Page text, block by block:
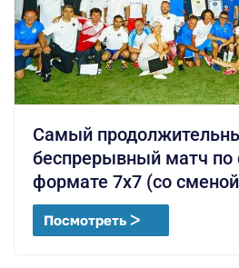
Самый
беспрерывный матч по
формате 7х7 (со
Посмотреть ᐳ